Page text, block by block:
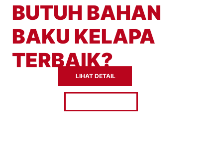
BUTUH BAHAN
BAKU KELAPA
TERBAIK?
LIHAT DETAIL